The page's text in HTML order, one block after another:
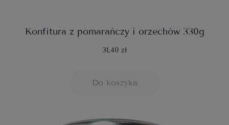
Konfitura z pomarańczy i orzechów 330g
31,40 zł
Do koszyka